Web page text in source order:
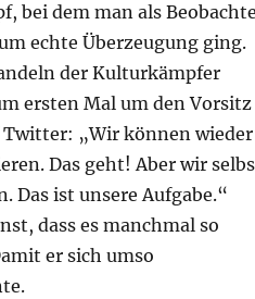
bei dem man als
echte Überzeugung ging.
der Kulturkämpfer
ersten Mal um den Vorsitz
Twitter: „Wir können wieder
Das geht! Aber wir
Das ist unsere Aufgabe.“
dass es manchmal so
er sich umso